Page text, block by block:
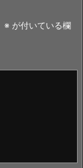
※ が付いている欄